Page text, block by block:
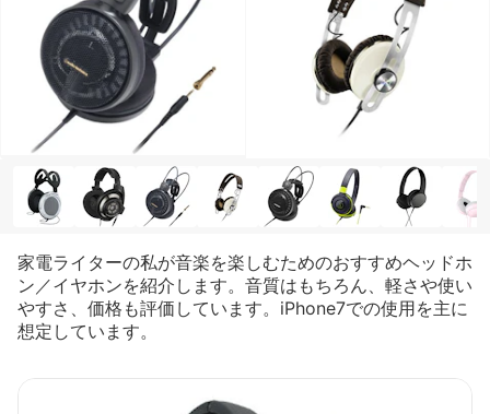
家電ライターの私が音楽を楽しむためのおすすめヘッドホ
ン／イヤホンを紹介します。音質はもちろん、軽さや使い
やすさ、価格も評価しています。iPhone7での使用を主に
想定しています。